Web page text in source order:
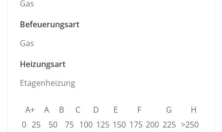
Gas
Befeuerungsart
Gas
Heizungsart
Etagenheizung
A+ A B C D E F G
H
0 25 50 75 100 125 150 175 200 225 >250